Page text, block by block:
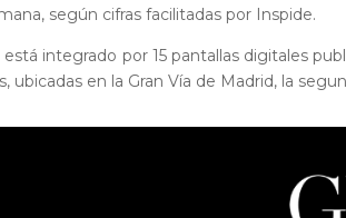
según cifras facilitadas por Inspide.
está integrado por 15 pantallas digitales
ubicadas en la Gran Vía de Madrid, la